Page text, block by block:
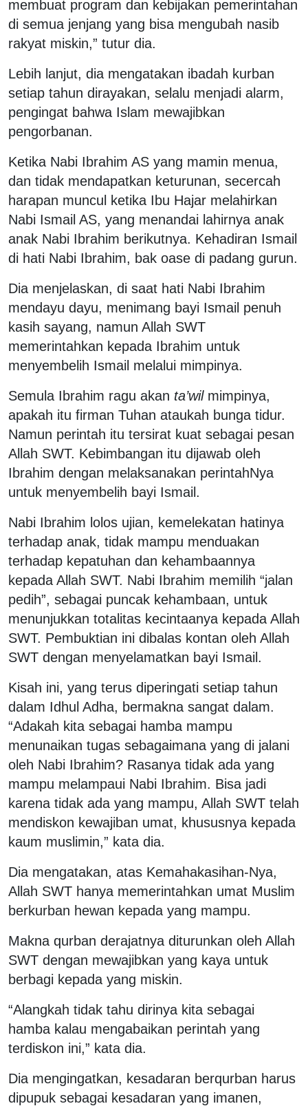
membuat program dan kebijakan pemerintahan
di semua jenjang yang bisa mengubah nasib
rakyat miskin,” tutur dia.
Lebih lanjut, dia mengatakan ibadah kurban
setiap tahun dirayakan, selalu menjadi alarm,
pengingat bahwa Islam mewajibkan
pengorbanan.
Ketika Nabi Ibrahim AS yang mamin menua,
dan tidak mendapatkan keturunan, secercah
harapan muncul ketika Ibu Hajar melahirkan
Nabi Ismail AS, yang menandai lahirnya anak
anak Nabi Ibrahim berikutnya. Kehadiran Ismail
di hati Nabi Ibrahim, bak oase di padang gurun.
Dia menjelaskan, di saat hati Nabi Ibrahim
mendayu dayu, menimang bayi Ismail penuh
kasih sayang, namun Allah SWT
memerintahkan kepada Ibrahim untuk
menyembelih Ismail melalui mimpinya.
Semula Ibrahim ragu akan ta’wilmimpinya,
apakah itu firman Tuhan ataukah bunga tidur.
Namun perintah itu tersirat kuat sebagai pesan
Allah SWT. Kebimbangan itu dijawab oleh
Ibrahim dengan melaksanakan perintahNya
untuk menyembelih bayi Ismail.
Nabi Ibrahim lolos ujian, kemelekatan hatinya
terhadap anak, tidak mampu menduakan
terhadap kepatuhan dan kehambaannya
kepada Allah SWT. Nabi Ibrahim memilih “jalan
pedih”, sebagai puncak kehambaan, untuk
menunjukkan totalitas kecintaanya kepada Allah
SWT. Pembuktian ini dibalas kontan oleh Allah
SWT dengan menyelamatkan bayi Ismail.
Kisah ini, yang terus diperingati setiap tahun
dalam Idhul Adha, bermakna sangat dalam.
“Adakah kita sebagai hamba mampu
menunaikan tugas sebagaimana yang di jalani
oleh Nabi Ibrahim? Rasanya tidak ada yang
mampu melampaui Nabi Ibrahim. Bisa jadi
karena tidak ada yang mampu, Allah SWT telah
mendiskon kewajiban umat, khususnya kepada
kaum muslimin,” kata dia.
Dia mengatakan, atas Kemahakasihan-Nya,
Allah SWT hanya memerintahkan umat Muslim
berkurban hewan kepada yang mampu.
Makna qurban derajatnya diturunkan oleh Allah
SWT dengan mewajibkan yang kaya untuk
berbagi kepada yang miskin.
“Alangkah tidak tahu dirinya kita sebagai
hamba kalau mengabaikan perintah yang
terdiskon ini,” kata dia.
Dia mengingatkan, kesadaran berqurban harus
dipupuk sebagai kesadaran yang imanen,